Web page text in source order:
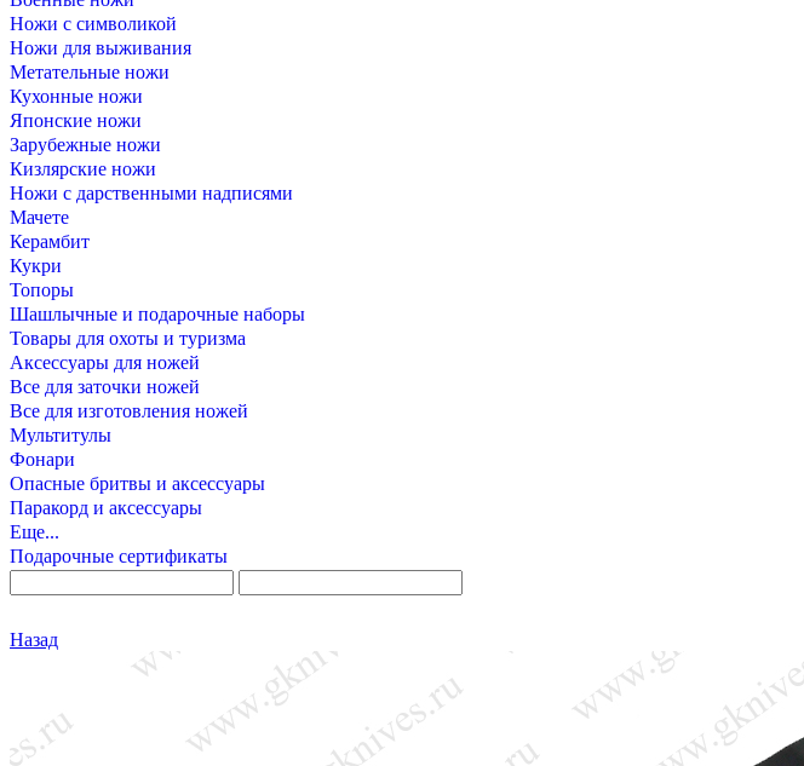
Ножи с символикой
Ножи для выживания
Метательные ножи
Кухонные ножи
Японские ножи
Зарубежные ножи
Кизлярские ножи
Ножи с дарственными надписями
Мачете
Керамбит
Кукри
Топоры
Шашлычные и подарочные наборы
Товары для охоты и туризма
Аксессуары для ножей
Все для заточки ножей
Все для изготовления ножей
Мультитулы
Фонари
Опасные бритвы и аксессуары
Паракорд и аксессуары
Еще...
Подарочные сертификаты
Назад